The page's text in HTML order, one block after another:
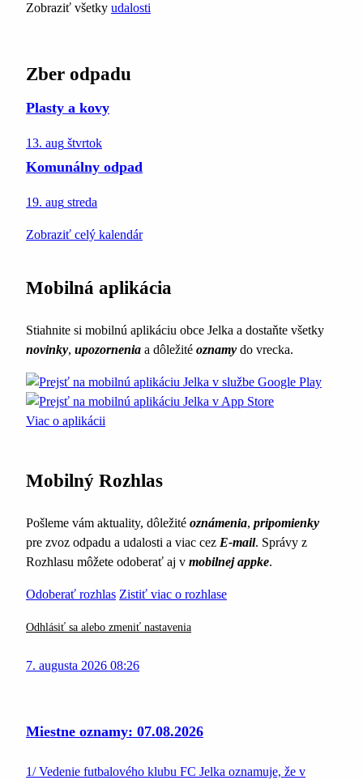
Zobraziť všetky udalosti
Zber odpadu
Plasty a kovy
13. aug štvrtok
Komunálny odpad
19. aug streda
Zobraziť celý kalendár
Mobilná aplikácia
Stiahnite si mobilnú aplikáciu obce Jelka a dostaňte všetky
novinky, upozornenia a dôležité oznamy do vrecka.
Viac o aplikácii
Mobilný Rozhlas
Pošleme vám aktuality, dôležité oznámenia, pripomienky
pre zvoz odpadu a udalosti a viac cez E-mail. Správy z
Rozhlasu môžete odoberať aj v mobilnej appke.
Odoberať rozhlas Zistiť viac o rozhlase
Odhlásiť sa alebo zmeniť nastavenia
7. augusta 2026 08:26
Miestne oznamy: 07.08.2026
1/ Vedenie futbalového klubu FC Jelka oznamuje, že v